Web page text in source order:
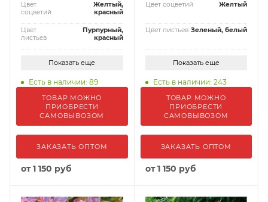
Цвет
соцветий
Желтый,
красный
Цвет
листьев
Пурпурный,
красный
Показать еще
Есть в наличии: 89
ТОВАР МОЖНО
ПРИОБРЕСТИ
САМОВЫВОЗОМ
ЗАКАЗАТЬ ОПТОМ
от1 150 руб
Цвет соцветий Желтый
Цвет листьев Зеленый, белый
Показать еще
Есть в наличии: 243
ТОВАР МОЖНО
ПРИОБРЕСТИ
САМОВЫВОЗОМ
ЗАКАЗАТЬ ОПТОМ
от1 150 руб